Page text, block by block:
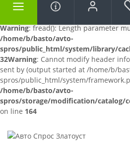
Warning: fread(): Length parameter
/home/b/basto/avto-
spros/public_html/system/library/
32Warning: Cannot modify header
sent by (output started at /home/b/
spros/public_html/system/
/home/b/basto/avto-
spros/storage/modification/
on line 164